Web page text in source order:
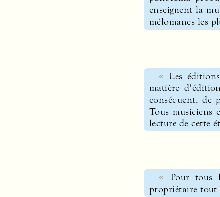
enseignent la
mélomanes les
Les
matière
conséquent, de
Tous musiciens
lecture de cette
Pour tous
propriétaire tout